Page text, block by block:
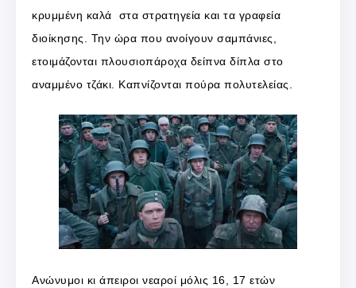
κρυμμένη καλά στα στρατηγεία και τα γραφεία
διοίκησης. Την ώρα που ανοίγουν σαμπάνιες,
ετοιμάζονται πλουσιoπάροχα δείπνα δίπλα στο
αναμμένο τζάκι. Καπνίζονται πούρα πολυτελείας.
Ανώνυμοι κι άπειροι νεαροί μόλις 16, 17 ετών